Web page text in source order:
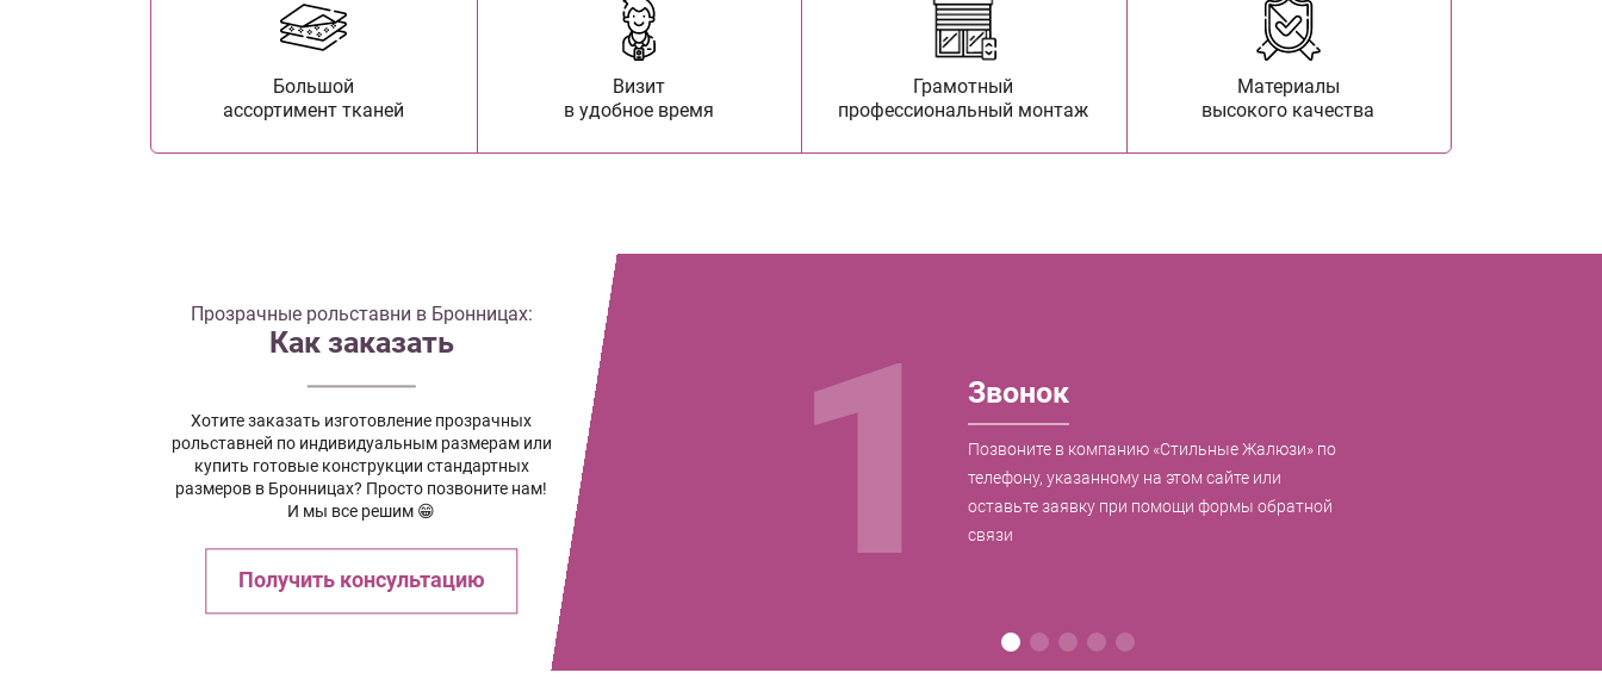
Большой
ассортимент тканей
Визит
в удобное время
Грамотный
профессиональный монтаж
Материалы
высокого качества
Прозрачные рольставни в Бронницах:
Как заказать
Хотите заказать изготовление прозрачных
рольставней по индивидуальным размерам или
купить готовые конструкции стандартных
размеров в Бронницах? Просто позвоните нам!
И мы все решим 😁
Получить консультацию 1 Звонок
Позвоните в компанию «Стильные Жалюзи» по
телефону, указанному на этом сайте или
оставьте заявку при помощи формы обратной
связи